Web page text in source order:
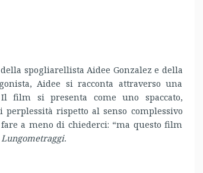
spogliarellista Aidee Gonzalez e della
Aidee si racconta attraverso una
film si presenta come uno spaccato,
rispetto al senso complessivo
a meno di chiederci: “ma questo film